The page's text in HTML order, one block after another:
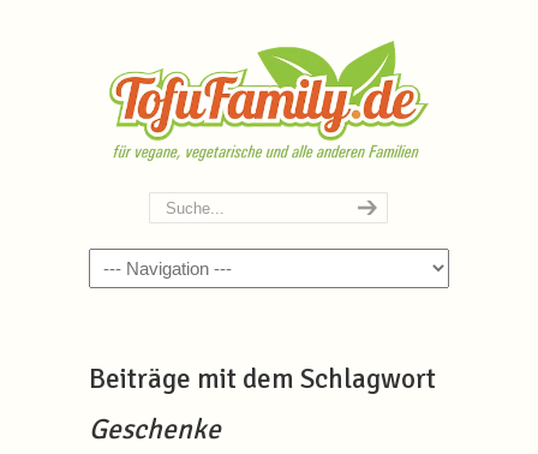
Navigation
Beiträge mit dem Schlagwort
Geschenke